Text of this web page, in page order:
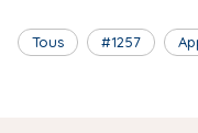
Tous #1257